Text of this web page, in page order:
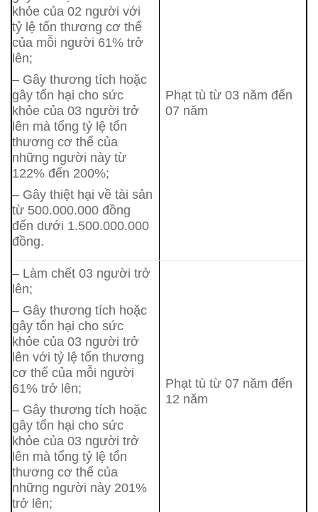
khỏe của 02 người với
tỷ lệ tổn thương cơ thể
của mỗi người 61% trở
lên;
– Gây thương tích hoặc
gây tổn hại cho sức
khỏe của 03 người trở
lên mà tổng tỷ lệ tổn
thương cơ thể của
những người này từ
122% đến 200%;
– Gây thiệt hại về tài sản
từ 500.000.000 đồng
đến dưới 1.500.000.000
đồng.
Phạt tù từ 03 năm đến
07 năm
– Làm chết 03 người trở
lên;
– Gây thương tích hoặc
gây tổn hại cho sức
khỏe của 03 người trở
lên với tỷ lệ tổn thương
cơ thể của mỗi người
61% trở lên;
– Gây thương tích hoặc
gây tổn hại cho sức
khỏe của 03 người trở
lên mà tổng tỷ lệ tổn
thương cơ thể của
những người này 201%
trở lên;
Phạt tù từ 07 năm đến
12 năm